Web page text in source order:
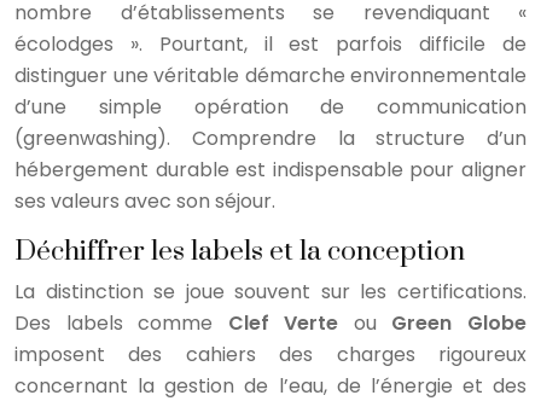
nombre d’établissements se revendiquant «
écolodges ». Pourtant, il est parfois difficile de
distinguer une véritable démarche environnementale
d’une simple opération de communication
(greenwashing). Comprendre la structure d’un
hébergement durable est indispensable pour aligner
ses valeurs avec son séjour.
Déchiffrer les labels et la conception
La distinction se joue souvent sur les certifications.
Des labels comme Clef Verte ou Green Globe
imposent des cahiers des charges rigoureux
concernant la gestion de l’eau, de l’énergie et des